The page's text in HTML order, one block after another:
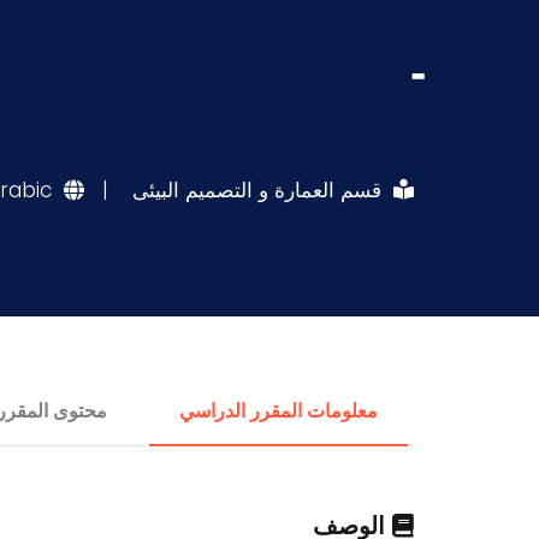
-
قسم العمارة و التصميم البيئى |
معلومات المقرر الدراسي محتوى
الوصف